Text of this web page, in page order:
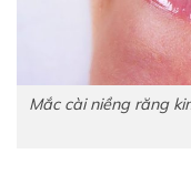
Mắc cài niềng răng